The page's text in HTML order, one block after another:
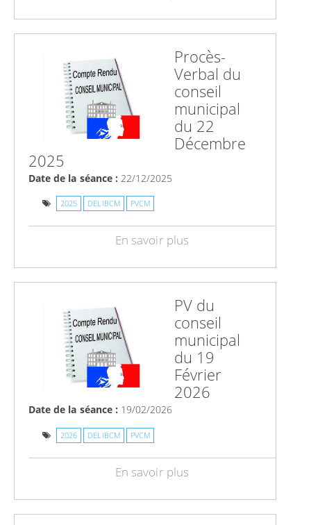
Procès-
Verbal du
conseil
municipal
du 22
Décembre
2025
Date de la séance : 22/12/2025
2025 DELIBCM PVCM
En savoir plus
PV du
conseil
municipal
du 19
Février
2026
Date de la séance : 19/02/2026
2026 DELIBCM PVCM
En savoir plus